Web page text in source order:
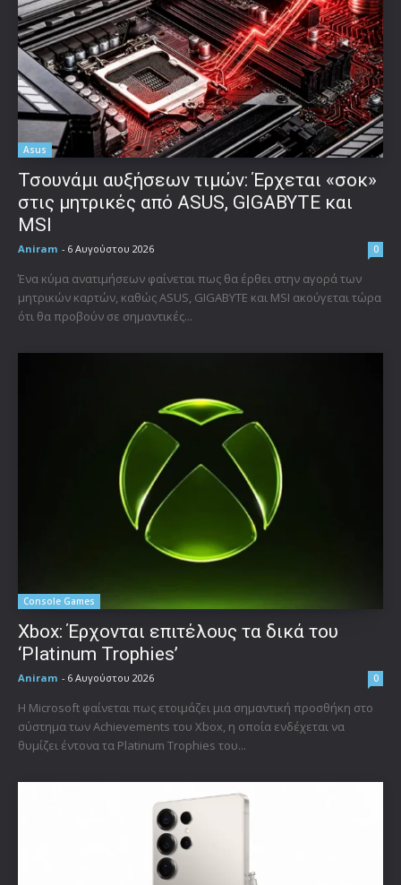
Asus
Τσουνάμι αυξήσεων τιμών: Έρχεται «σοκ»
στις μητρικές από ASUS, GIGABYTE και
MSI
Aniram - 6 Αυγούστου 2026 0
Ένα κύμα ανατιμήσεων φαίνεται πως θα έρθει στην αγορά των
μητρικών καρτών, καθώς ASUS, GIGABYTE και MSI ακούγεται τώρα
ότι θα προβούν σε σημαντικές...
Console Games
Xbox: Έρχονται επιτέλους τα δικά του
‘Platinum Trophies’
Aniram - 6 Αυγούστου 2026 0
Η Microsoft φαίνεται πως ετοιμάζει μια σημαντική προσθήκη στο
σύστημα των Achievements του Xbox, η οποία ενδέχεται να
θυμίζει έντονα τα Platinum Trophies του...